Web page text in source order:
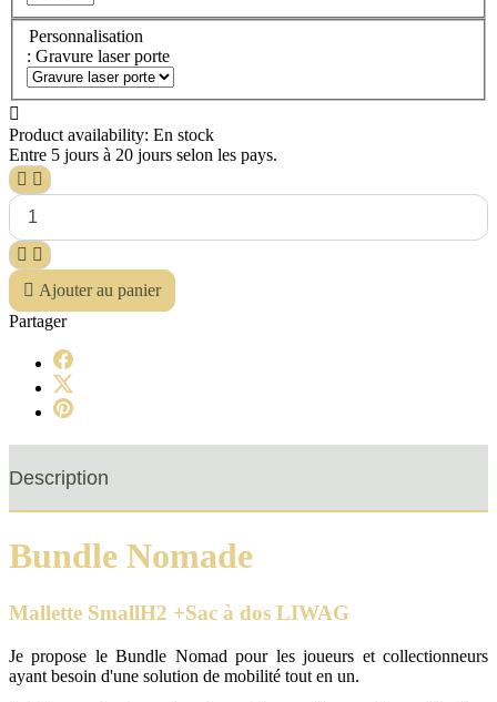
Personnalisation
: Gravure laser porte

Product availability: En stock
Entre 5 jours à 20 jours selon les pays.
 
 
 Ajouter au panier
Partager
Description
Bundle Nomade
Mallette SmallH2 +Sac à dos LIWAG
Je propose le Bundle Nomad pour les joueurs et collectionneurs
ayant besoin d'une solution de mobilité tout en un.